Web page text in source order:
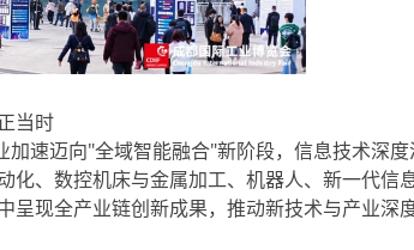
当时
迈向"全域智能融合"新阶段，信息技术深度
化、数控机床与金属加工、机器人、新一代信
呈现全产业链创新成果，推动新技术与产业深